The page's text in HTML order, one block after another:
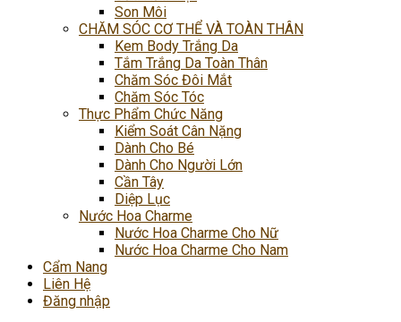
Son Môi
CHĂM SÓC CƠ THỂ VÀ TOÀN THÂN
Kem Body Trắng Da
Tắm Trắng Da Toàn Thân
Chăm Sóc Đôi Mắt
Chăm Sóc Tóc
Thực Phẩm Chức Năng
Kiểm Soát Cân Nặng
Dành Cho Bé
Dành Cho Người Lớn
Cần Tây
Diệp Lục
Nước Hoa Charme
Nước Hoa Charme Cho Nữ
Nước Hoa Charme Cho Nam
Cẩm Nang
Liên Hệ
Đăng nhập